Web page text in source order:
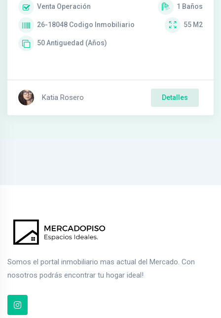
Venta Operación 1 Baños
26-18048 Codigo Inmobiliario 55 M2
50Antiguedad (Años)
Katia Rosero Detalles
Somos el portal inmobiliario mas actual del Mercado. Con
nosotros podrás encontrar tu hogar ideal!